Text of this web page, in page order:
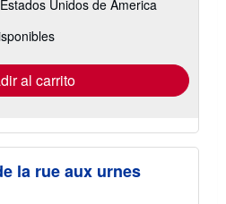
tarifas
envío
Unidos de America
al carrito
la rue aux urnes